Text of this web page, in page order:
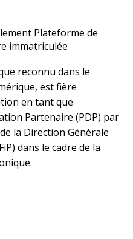
Plateforme de
immatriculée
reconnu dans le
est fière
en tant que
Partenaire (PDP) par
la Direction Générale
dans le cadre de la